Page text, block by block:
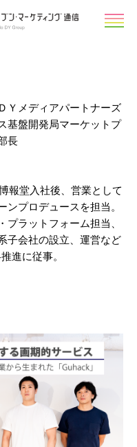
Ｙメディアパートナーズ
基盤開発局マーケットプ
長
報堂入社後、営業として
ンプロデュースを担当。
ラットフォーム担当、
子会社の設立、運営など
進に従事。